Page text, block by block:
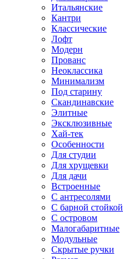
Итальянские
Кантри
Классические
Лофт
Модерн
Прованс
Неоклассика
Минимализм
Под старину
Скандинавские
Элитные
Эксклюзивные
Хай-тек
Особенности
Для студии
Для хрущевки
Для дачи
Встроенные
С антресолями
С барной стойкой
С островом
Малогабаритные
Модульные
Скрытые ручки